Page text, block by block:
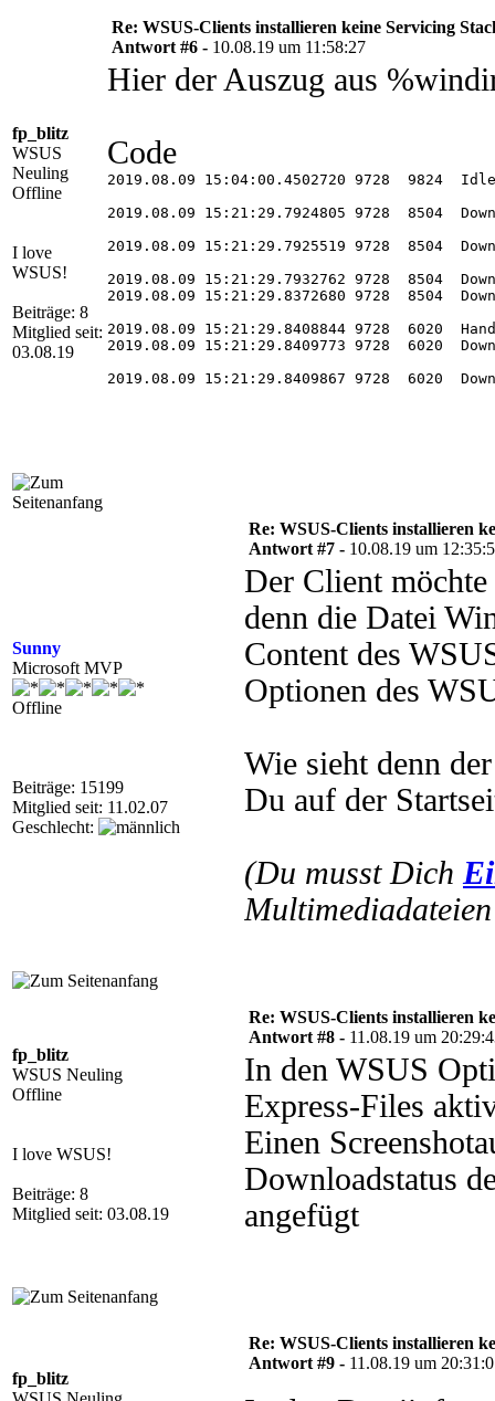
fp_blitz
WSUS
Neuling
Offline
I love
WSUS!
Beiträge: 8
Mitglied seit:
03.08.19
Re: WSUS-Clients installieren keine Servicing
Antwort #6 - 10.08.19 um 11:58:27
Hier der Auszug aus
Code
2019.08.09 15:04:00.4502720 9728  9824
2019.08.09 15:21:29.7924805 9728  8504
2019.08.09 15:21:29.7925519 9728  8504
2019.08.09 15:21:29.7932762 9728  8504
2019.08.09 15:21:29.8372680 9728  8504
2019.08.09 15:21:29.8408844 9728  6020
2019.08.09 15:21:29.8409773 9728  6020
2019.08.09 15:21:29.8409867 9728  6020
Sunny
Microsoft MVP
Offline
Beiträge: 15199
Mitglied seit: 11.02.07
Geschlecht:
Re: WSUS-Clients installieren
Antwort #7 - 10.08.19 um
Der Client
denn die Datei
Content des
Optionen des
Wie sieht denn
Du auf der
(Du musst Dich
fp_blitz
WSUS Neuling
Offline
I love WSUS!
Beiträge: 8
Mitglied seit: 03.08.19
Re: WSUS-Clients installieren
Antwort #8 - 11.08.19 um
In den WSUS
Express-Files
Einen
Downloadstatus
angefügt
fp_blitz
Re: WSUS-Clients installieren
Antwort #9 - 11.08.19 um